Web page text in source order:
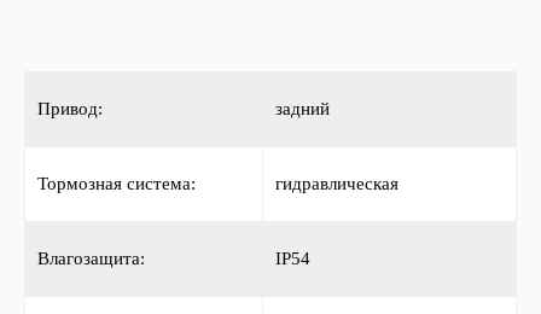
Привод: задний
Тормозная система: гидравлическая
Влагозащита: IP54